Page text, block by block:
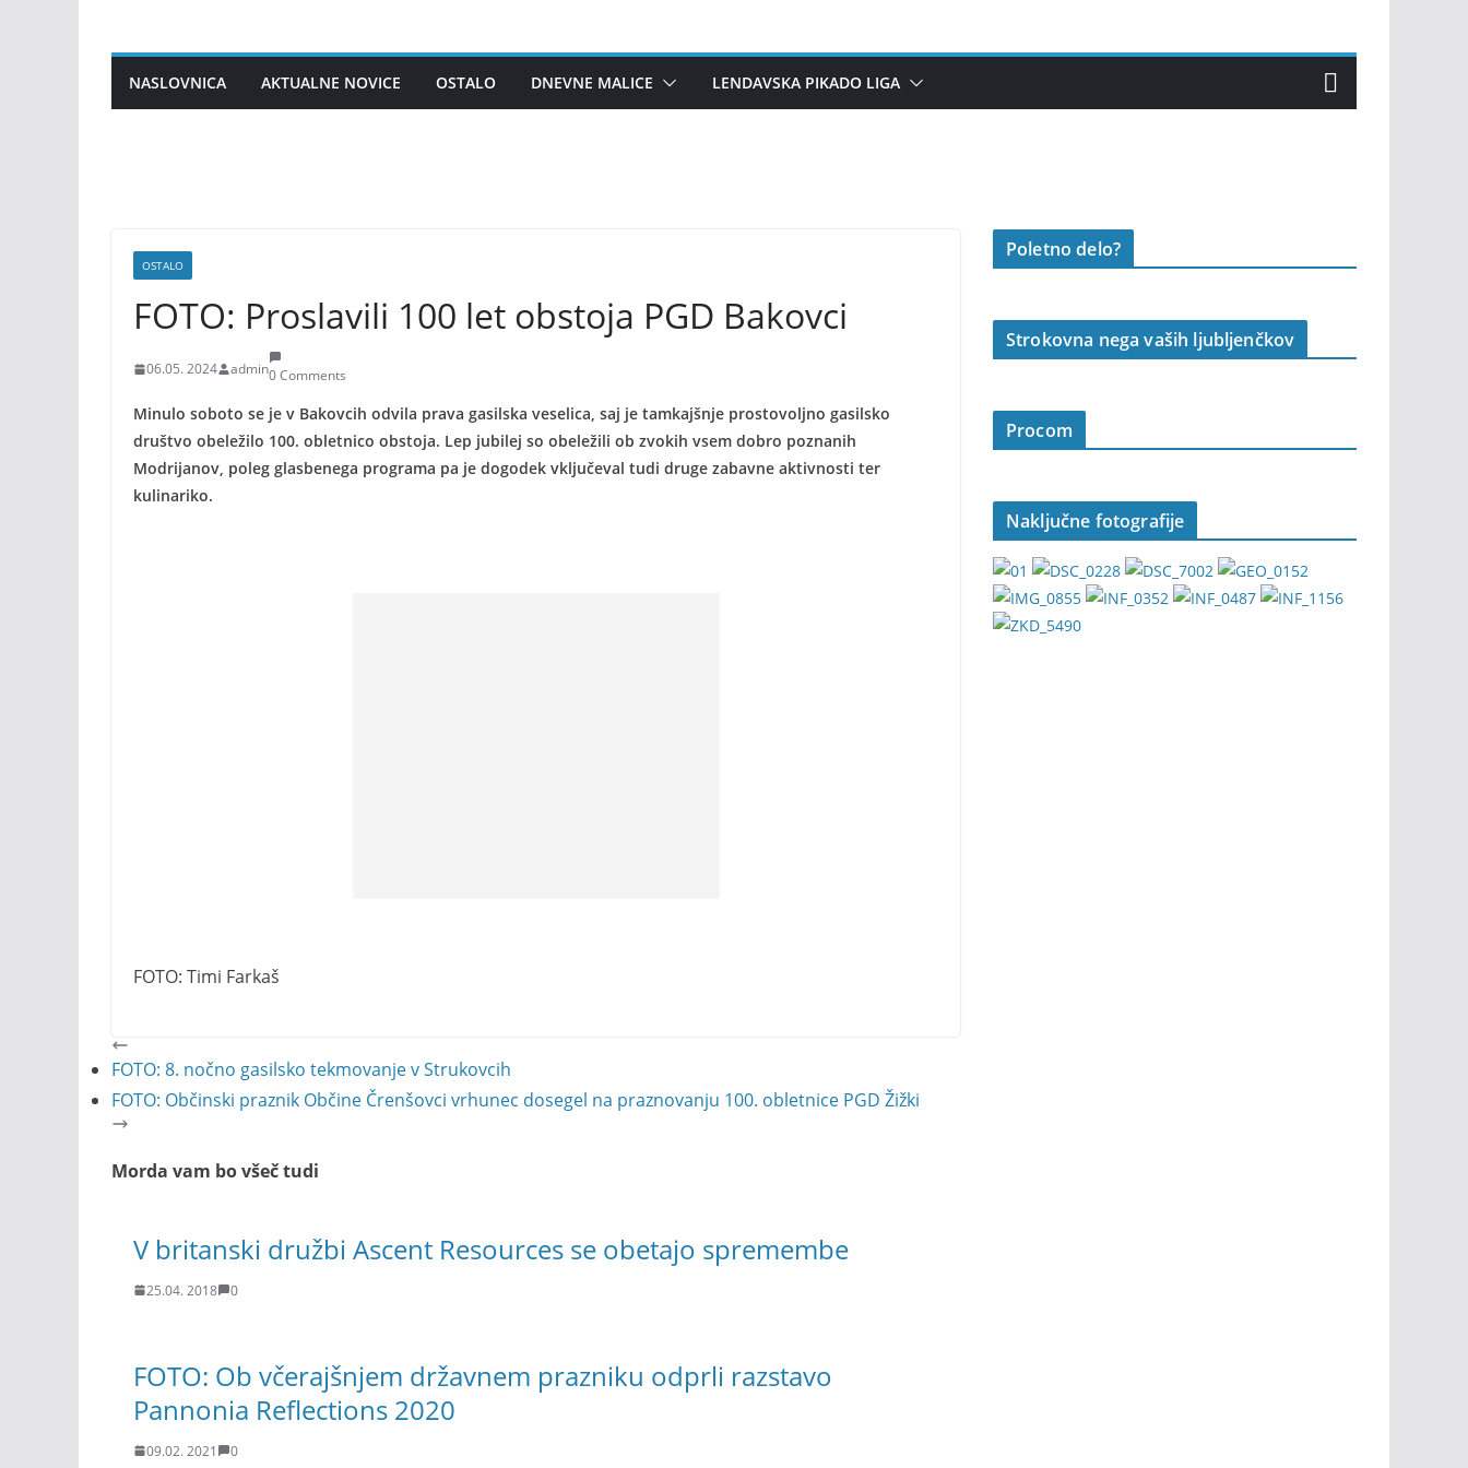
contentNASLOVNICA AKTUALNE NOVICE OSTALO DNEVNE MALICE LENDAVSKA PIKADO LIGA
OSTALO
FOTO: Proslavili 100 let obstoja PGD Bakovci
06.05. 2024 admin0 Comments
Minulo soboto se je v Bakovcih odvila prava gasilska veselica, saj je tamkajšnje prostovoljno gasilsko
društvo obeležilo 100. obletnico obstoja. Lep jubilej so obeležili ob zvokih vsem dobro poznanih
Modrijanov, poleg glasbenega programa pa je dogodek vključeval tudi druge zabavne aktivnosti ter
kulinariko.
FOTO: Timi Farkaš
FOTO: 8. nočno gasilsko tekmovanje v Strukovcih
FOTO: Občinski praznik Občine Črenšovci vrhunec dosegel na praznovanju 100. obletnice PGD Žižki
Morda vam bo všeč tudi
V britanski družbi Ascent Resources se obetajo spremembe
25.04. 2018 0
FOTO: Ob včerajšnjem državnem prazniku odprli razstavo
Pannonia Reflections 2020
09.02. 2021 0
Poletno delo?
Strokovna nega vaših ljubljenčkov
Procom
Naključne fotografije